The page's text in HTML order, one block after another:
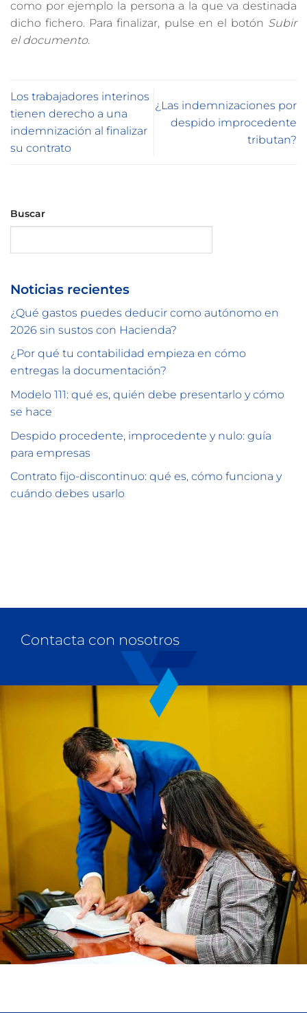
como por ejemplo la persona a la que va destinada
dicho fichero. Para finalizar, pulse en el botón Subir
el documento.
Los trabajadores interinos
tienen derecho a una
indemnización al finalizar
su contrato
¿Las indemnizaciones por
despido improcedente
tributan?
Buscar
Noticias recientes
¿Qué gastos puedes deducir como autónomo en
2026 sin sustos con Hacienda?
¿Por qué tu contabilidad empieza en cómo
entregas la documentación?
Modelo 111: qué es, quién debe presentarlo y cómo
se hace
Despido procedente, improcedente y nulo: guía
para empresas
Contrato fijo-discontinuo: qué es, cómo funciona y
cuándo debes usarlo
Contacta con nosotros